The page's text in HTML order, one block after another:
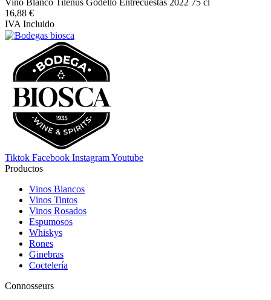
16,88 €
IVA Incluido
Tiktok Facebook InstagramYoutube
Productos
Vinos Blancos
Vinos Tintos
Vinos Rosados
Espumosos
Whiskys
Rones
Ginebras
Coctelería
Connosseurs